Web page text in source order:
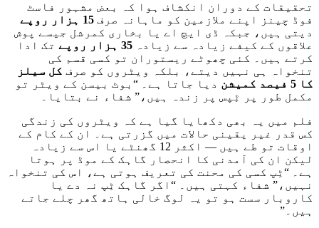
تحقیقات کے دوران انکشاف ہوا کہ بعض مشہور فاسٹ
فوڈ چینز اپنے ملازمین کو ماہانہ صرف 15 ہزار روپے
دیتی ہیں، جبکہ ڈی ایچ اے یا بخاری کمرشل جیسے پوش
علاقوں کے کیفے زیادہ سے زیادہ 35 ہزار روپے
تک ادا
کرتے ہیں۔ کئی چھوٹے ریستوران تو کسی قسم کی
تنخواہ ہی نہیں دیتے، بلکہ ویٹروں کو صرف کل سیلز
کا 5 فیصد کمیشن
دیا جاتا ہے۔ “بوٹ بیسن کے ویٹر تو
مکمل طور پر ٹِپس پر زندہ ہیں،” شفاء نے بتایا۔
فلم میں یہ بھی دکھایا گیا ہے کہ ویٹروں کی زندگی
کس قدر غیر یقینی حالات میں گزرتی ہے۔ ان کے کام کے
اوقات تو طے ہیں — اکثر 12 گھنٹے یا اس سے زیادہ
لیکن ان کی آمدنی کا انحصار گاہک کے موڈ پر ہوتا
ہے۔ “ٹِپ کسی کی محنت کی تعریف ہوتی ہے، اس کی تنخواہ
نہیں،” شفاء کہتی ہیں۔ “اگر گاہک ٹِپ نہ دے یا
کاروبار سست ہو تو یہ لوگ خالی ہاتھ گھر چلے جاتے
ہیں۔”